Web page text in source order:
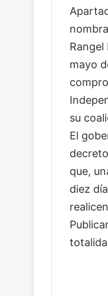
mayo
su
El
que,
diez